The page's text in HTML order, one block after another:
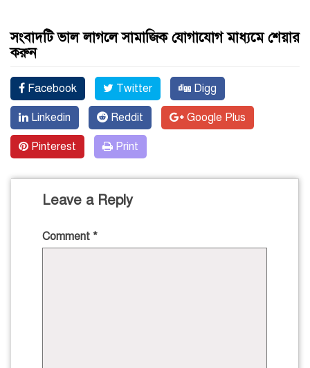
সংবাদটি ভাল লাগলে সামাজিক যোগাযোগ মাধ্যমে শেয়ার
করুন
Facebook Twitter Digg
Linkedin Reddit Google Plus
Pinterest Print
Leave a Reply
Comment *